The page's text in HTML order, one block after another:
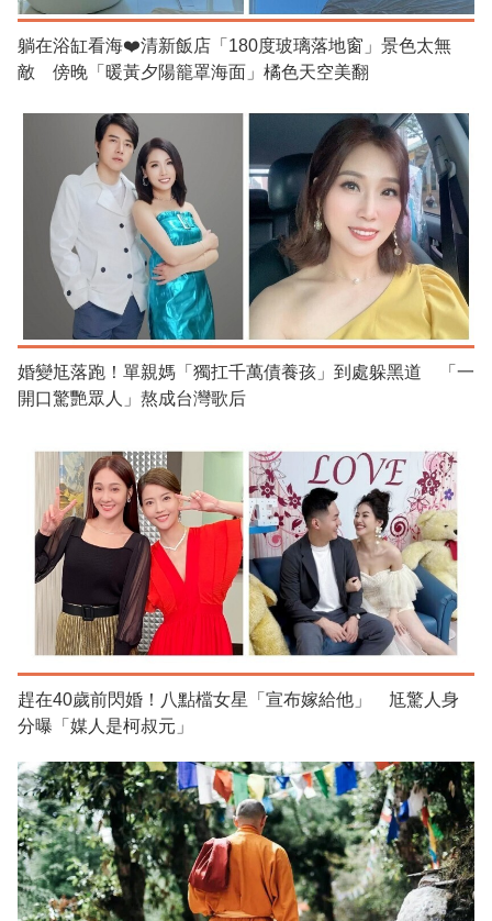
躺在浴缸看海❤️清新飯店「180度玻璃落地窗」景色太無
敵 傍晚「暖黃夕陽籠罩海面」橘色天空美翻
婚變尪落跑！單親媽「獨扛千萬債養孩」到處躲黑道 「一
開口驚艷眾人」熬成台灣歌后
趕在40歲前閃婚！八點檔女星「宣布嫁給他」 尪驚人身
分曝「媒人是柯叔元」